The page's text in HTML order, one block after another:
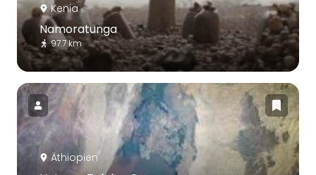
Kenia
Namoratunga
97.7 km
Äthiopien